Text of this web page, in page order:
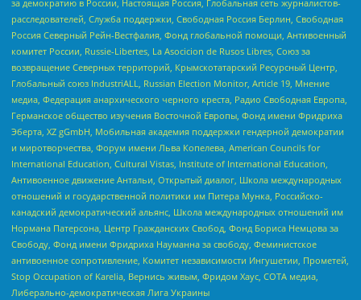
за демократию в России, Настоящая Россия, Глобальная сеть журналистов-
расследователей, Служба поддержки, Свободная Россия Берлин, Свободная
Россия Северный Рейн-Вестфалия, Фонд глобальной помощи, Антивоенный
комитет России, Russie-Libertes, La Asocicion de Rusos Libres, Союз за
возвращение Северных территорий, Крымскотатарский Ресурсный Центр,
Глобальный союз IndustriALL, Russian Election Monitor, Article 19, Мнение
медиа, Федерация анархического черного креста, Радио Свободная Европа,
Германское общество изучения Восточной Европы, Фонд имени Фридриха
Эберта, XZ gGmbH, Мобильная академия поддержки гендерной демократии
и миротворчества, Форум имени Льва Копелева, American Councils for
International Education, Cultural Vistas, Institute of International Education,
Антивоенное движение Антальи, Открытый диалог, Школа международных
отношений и государственной политики им Питера Мунка, Российско-
канадский демократический альянс, Школа международных отношений им
Нормана Патерсона, Центр Гражданских Свобод, Фонд Бориса Немцова за
Свободу, Фонд имени Фридриха Науманна за свободу, Феминистское
антивоенное сопротивление, Комитет независимости Ингушетии, Прометей,
Stop Occupation of Karelia, Вернись живым, Фридом Хаус, СОТА медиа,
Либерально-демократическая Лига Украины